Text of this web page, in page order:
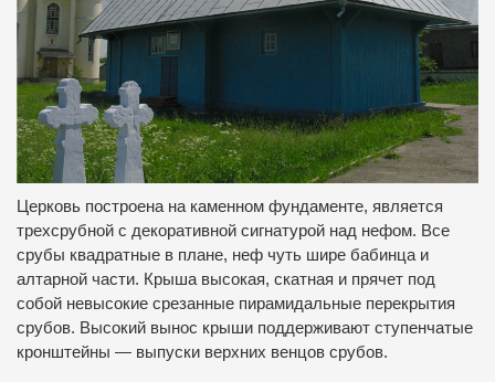
Церковь построена на каменном фундаменте, является
трехсрубной с декоративной сигнатурой над нефом. Все
срубы квадратные в плане, неф чуть шире бабинца и
алтарной части. Крыша высокая, скатная и прячет под
собой невысокие срезанные пирамидальные перекрытия
срубов. Высокий вынос крыши поддерживают ступенчатые
кронштейны — выпуски верхних венцов срубов.